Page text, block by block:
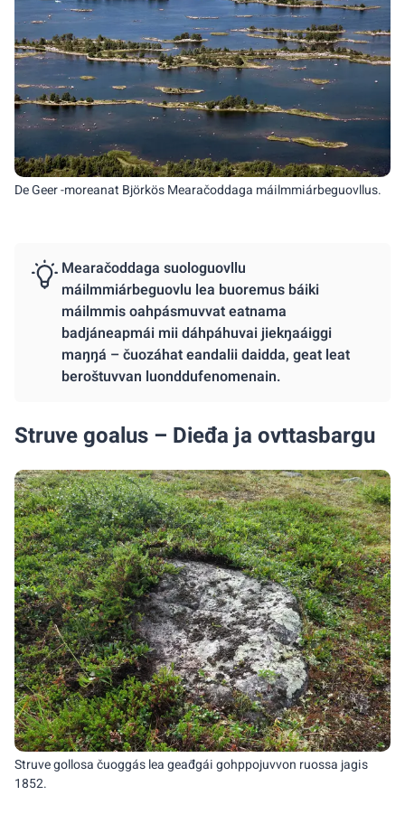
De Geer -moreanat Björkös Mearačoddaga máilmmiárbeguovllus.
Mearačoddaga suologuovllu
máilmmiárbeguovlu lea buoremus báiki
máilmmis oahpásmuvvat eatnama
badjáneapmái mii dáhpáhuvai jiekŋaáiggi
maŋŋá – čuozáhat eandalii daidda, geat leat
beroštuvvan luonddufenomenain.
Struve goalus – Dieđa ja ovttasbargu
Struve gollosa čuoggás lea geađgái gohppojuvvon ruossa jagis
1852.